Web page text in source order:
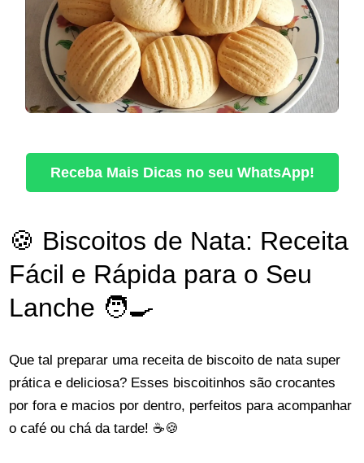
Receba Mais Dicas no seu WhatsApp!
🍪 Biscoitos de Nata: Receita
Fácil e Rápida para o Seu
Lanche 🧑‍🍳
Que tal preparar uma receita de biscoito de nata super
prática e deliciosa? Esses biscoitinhos são crocantes
por fora e macios por dentro, perfeitos para acompanhar
o café ou chá da tarde! ☕🍪